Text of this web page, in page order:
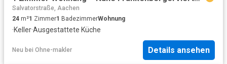
Salvatorstraße, Aachen
24 m²1 Zimmer1 BadezimmerWohnung
·Keller·Ausgestattete Küche
Neu bei Ohne-makler Details ansehen